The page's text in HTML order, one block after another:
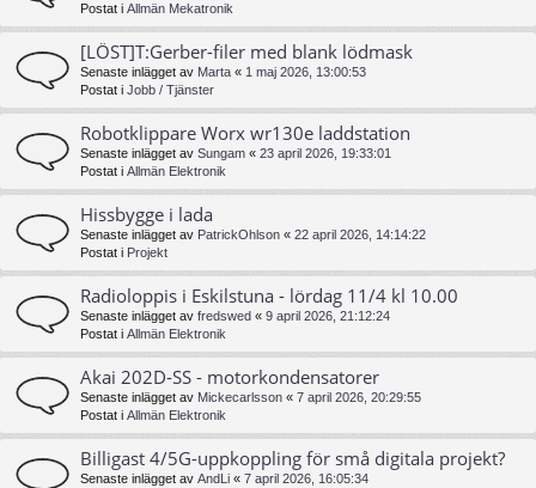
Postat i Allmän Mekatronik
[LÖST]T:Gerber-filer med blank lödmask
Senaste inlägget av Marta « 1 maj 2026, 13:00:53
Postat i Jobb / Tjänster
Robotklippare Worx wr130e laddstation
Senaste inlägget av Sungam « 23 april 2026, 19:33:01
Postat i Allmän Elektronik
Hissbygge i lada
Senaste inlägget av PatrickOhlson « 22 april 2026, 14:14:22
Postat i Projekt
Radioloppis i Eskilstuna - lördag 11/4 kl 10.00
Senaste inlägget av fredswed « 9 april 2026, 21:12:24
Postat i Allmän Elektronik
Akai 202D-SS - motorkondensatorer
Senaste inlägget av Mickecarlsson « 7 april 2026, 20:29:55
Postat i Allmän Elektronik
Billigast 4/5G-uppkoppling för små digitala projekt?
Senaste inlägget av AndLi « 7 april 2026, 16:05:34